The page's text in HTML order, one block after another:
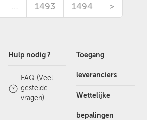
… 1493 1494 >
Hulp nodig ?
FAQ (Veel
gestelde
vragen)
Toegang
leveranciers
Wettelijke
bepalingen